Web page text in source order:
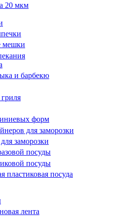
20 мкм
мешки
и барбекю
форм
для заморозки
заморозки
посуды
посуды
пластиковая посуда
лента